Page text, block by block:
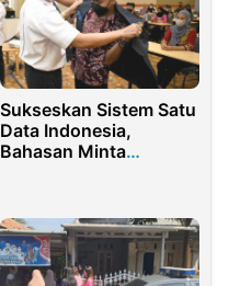
Sukseskan Sistem Satu
Data Indonesia,
Bahasan Minta